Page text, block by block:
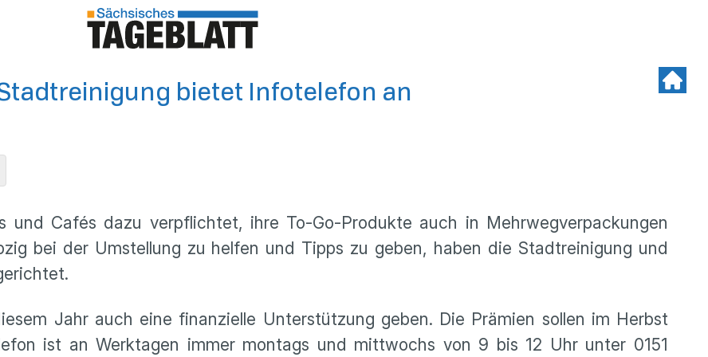
bietet Infotelefon an
und Cafés dazu verpflichtet, ihre To-Go-Produkte auch in Mehrwegverpackungen
bei der Umstellung zu helfen und Tipps zu geben, haben die Stadtreinigung und
Jahr auch eine finanzielle Unterstützung geben. Die Prämien sollen im Herbst
ist an Werktagen immer montags und mittwochs von 9 bis 12 Uhr unter 0151